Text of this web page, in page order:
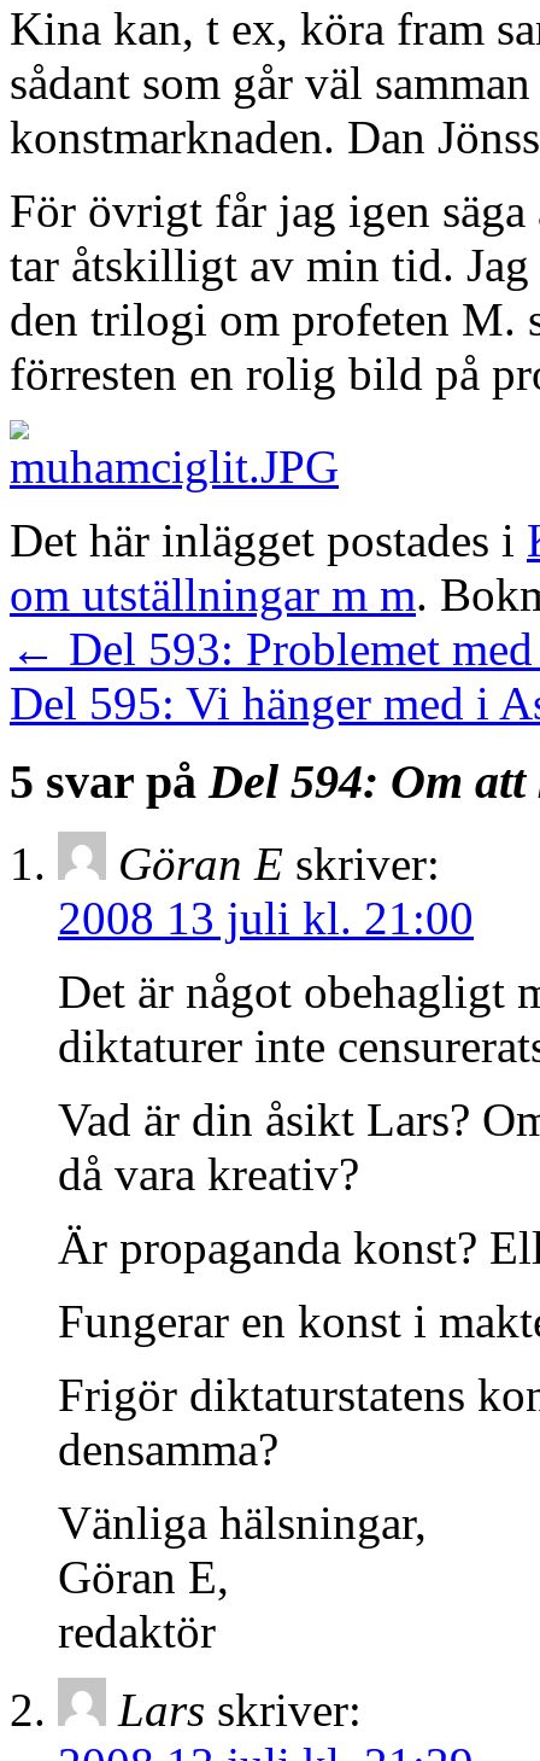
Kina kan, t ex, köra fram
sådant som går väl
konstmarknaden. Dan
För övrigt får jag igen
tar åtskilligt av min tid.
den trilogi om profeten M.
förresten en rolig bild på
Det här inlägget postades i
om utställningar m m.
← Del 593: Problemet
Del 595: Vi hänger med i
5 svar på Del 594: Om
Göran E skriver:
2008 13 juli kl. 21:00
Det är något obehagligt
diktaturer inte
Vad är din åsikt Lars?
då vara kreativ?
Är propaganda konst?
Fungerar en konst i
Frigör diktaturstatens
densamma?
Vänliga hälsningar,
Göran E,
redaktör
Lars skriver: